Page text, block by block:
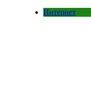
Интернет